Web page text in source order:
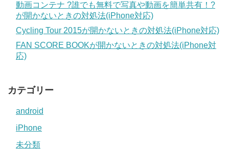
動画コンテナ ?誰でも無料で写真や動画を簡単共有！?
が開かないときの対処法(iPhone対応)
Cycling Tour 2015が開かないときの対処法(iPhone対応)
FAN SCORE BOOKが開かないときの対処法(iPhone対
応)
カテゴリー
android
iPhone
未分類